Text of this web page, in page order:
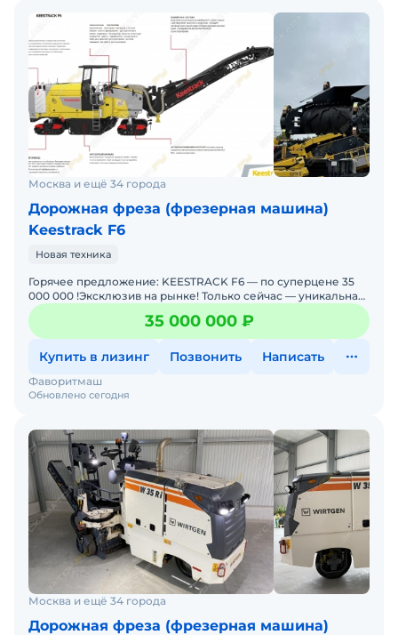
Москва и ещё 34 города
Дорожная фреза (фрезерная машина)
Keestrack F6
Новая техника
Горячее предложение: KEESTRACK F6 — по суперцене 35
000 000 !Эксклюзив на рынке! Только сейчас — уникальная
возможность приобрести передовую холодну
35 000 000 ₽
Купить в лизинг Позвонить Написать
Обновлено сегодня
Фаворитмаш
Москва и ещё 34 города
Дорожная фреза (фрезерная машина)